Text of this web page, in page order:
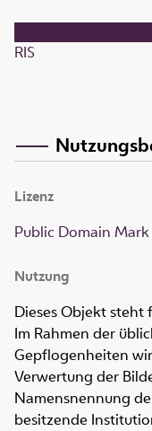
RIS
Lizenz
Public Domain Mark
Nutzung
Dieses Objekt steht
Im Rahmen der
Gepflogenheiten
Verwertung der
Namensnennung
besitzende